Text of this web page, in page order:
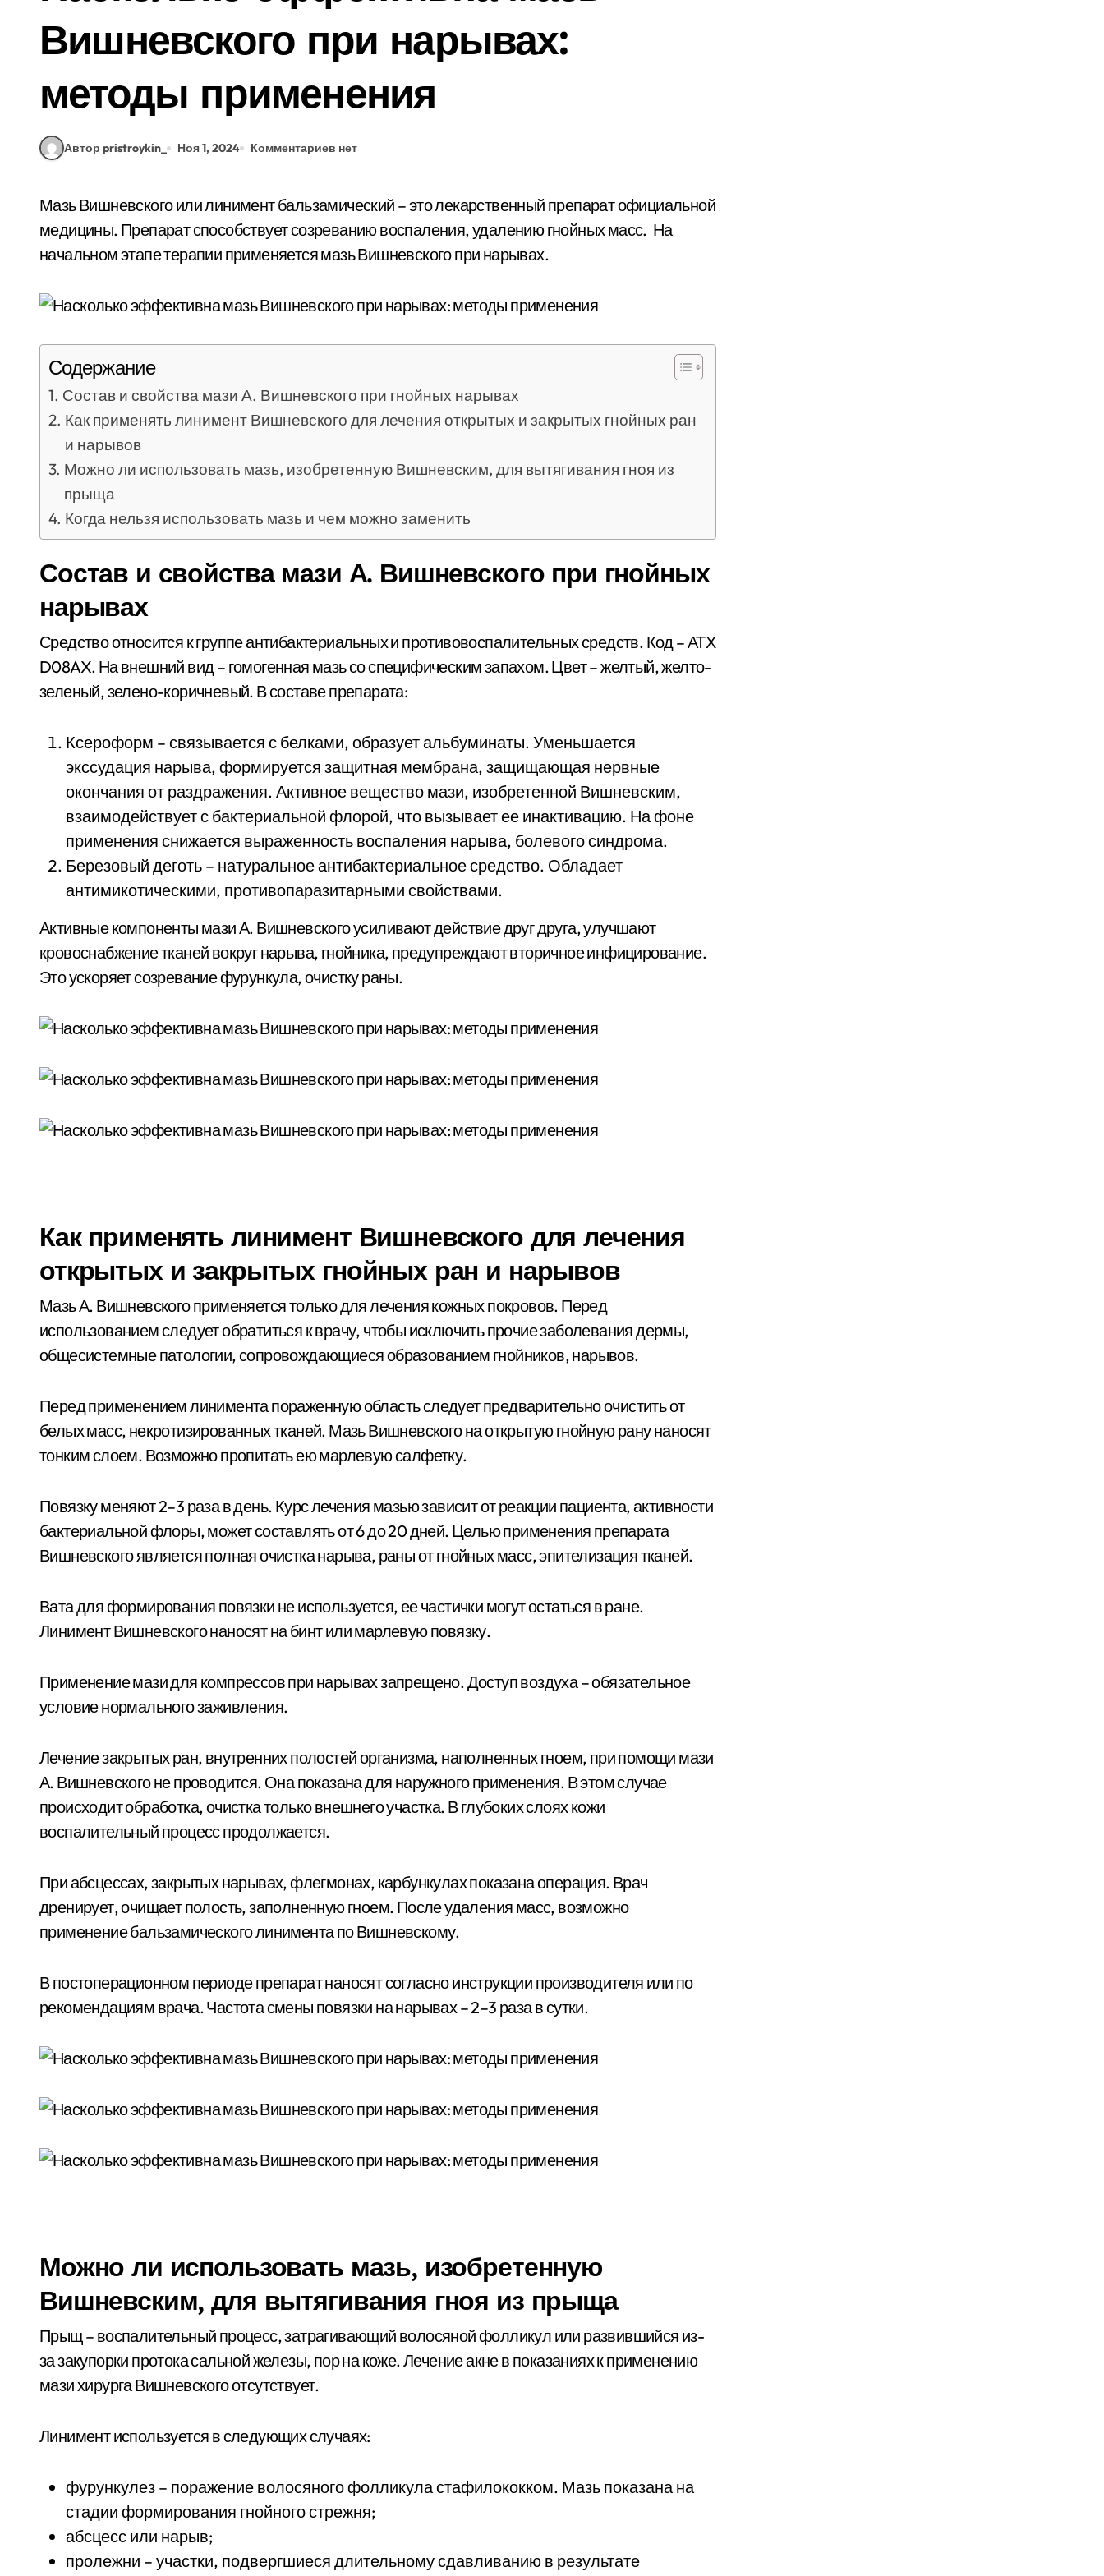
Вишневского при нарывах:
методы применения
Автор pristroykin_ Ноя 1, 2024 Комментариев нет
Мазь Вишневского или линимент бальзамический – это лекарственный препарат официальной
медицины. Препарат способствует созреванию воспаления, удалению гнойных масс. На
начальном этапе терапии применяется мазь Вишневского при нарывах.
Содержание
Состав и свойства мази А. Вишневского при гнойных нарывах
Как применять линимент Вишневского для лечения открытых и закрытых гнойных ран
и нарывов
Можно ли использовать мазь, изобретенную Вишневским, для вытягивания гноя из
прыща
Когда нельзя использовать мазь и чем можно заменить
Состав и свойства мази А. Вишневского при гнойных
нарывах
Средство относится к группе антибактериальных и противовоспалительных средств. Код – АТХ
D08AX. На внешний вид – гомогенная мазь со специфическим запахом. Цвет – желтый, желто-
зеленый, зелено-коричневый. В составе препарата:
Ксероформ – связывается с белками, образует альбуминаты. Уменьшается
экссудация нарыва, формируется защитная мембрана, защищающая нервные
окончания от раздражения. Активное вещество мази, изобретенной Вишневским,
взаимодействует с бактериальной флорой, что вызывает ее инактивацию. На фоне
применения снижается выраженность воспаления нарыва, болевого синдрома.
Березовый деготь – натуральное антибактериальное средство. Обладает
антимикотическими, противопаразитарными свойствами.
Активные компоненты мази А. Вишневского усиливают действие друг друга, улучшают
кровоснабжение тканей вокруг нарыва, гнойника, предупреждают вторичное инфицирование.
Это ускоряет созревание фурункула, очистку раны.
Как применять линимент Вишневского для лечения
открытых и закрытых гнойных ран и нарывов
Мазь А. Вишневского применяется только для лечения кожных покровов. Перед
использованием следует обратиться к врачу, чтобы исключить прочие заболевания дермы,
общесистемные патологии, сопровождающиеся образованием гнойников, нарывов.
Перед применением линимента пораженную область следует предварительно очистить от
белых масс, некротизированных тканей. Мазь Вишневского на открытую гнойную рану наносят
тонким слоем. Возможно пропитать ею марлевую салфетку.
Повязку меняют 2–3 раза в день. Курс лечения мазью зависит от реакции пациента, активности
бактериальной флоры, может составлять от 6 до 20 дней. Целью применения препарата
Вишневского является полная очистка нарыва, раны от гнойных масс, эпителизация тканей.
Вата для формирования повязки не используется, ее частички могут остаться в ране.
Линимент Вишневского наносят на бинт или марлевую повязку.
Применение мази для компрессов при нарывах запрещено. Доступ воздуха – обязательное
условие нормального заживления.
Лечение закрытых ран, внутренних полостей организма, наполненных гноем, при помощи мази
А. Вишневского не проводится. Она показана для наружного применения. В этом случае
происходит обработка, очистка только внешнего участка. В глубоких слоях кожи
воспалительный процесс продолжается.
При абсцессах, закрытых нарывах, флегмонах, карбункулах показана операция. Врач
дренирует, очищает полость, заполненную гноем. После удаления масс, возможно
применение бальзамического линимента по Вишневскому.
В постоперационном периоде препарат наносят согласно инструкции производителя или по
рекомендациям врача. Частота смены повязки на нарывах – 2–3 раза в сутки.
Можно ли использовать мазь, изобретенную
Вишневским, для вытягивания гноя из прыща
Прыщ – воспалительный процесс, затрагивающий волосяной фолликул или развившийся из-
за закупорки протока сальной железы, пор на коже. Лечение акне в показаниях к применению
мази хирурга Вишневского отсутствует.
Линимент используется в следующих случаях:
фурункулез – поражение волосяного фолликула стафилококком. Мазь показана на
стадии формирования гнойного стрежня;
абсцесс или нарыв;
пролежни – участки, подвергшиеся длительному сдавливанию в результате